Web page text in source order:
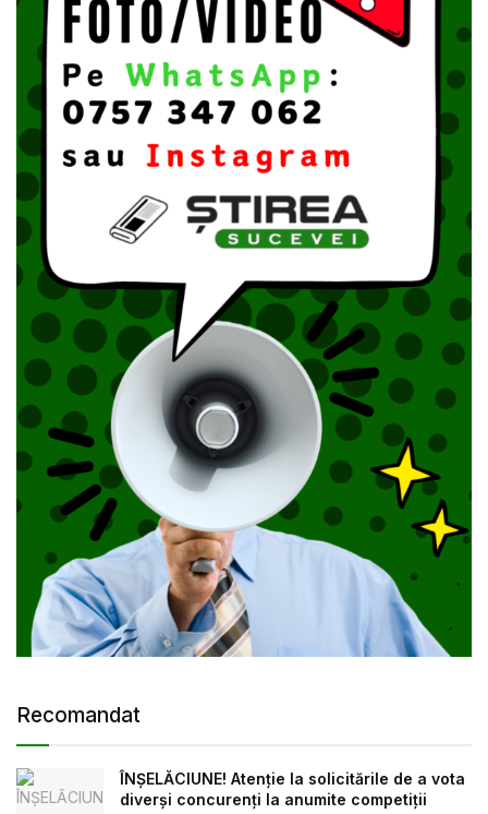
Recomandat
ÎNȘELĂCIUNE! Atenție la solicitările de a vota
diverși concurenți la anumite competiții